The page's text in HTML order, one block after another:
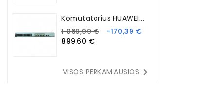
Komutatorius HUAWEI...
1 069,99 €
-170,39 €
899,60 €
VISOS PERKAMIAUSIOS 